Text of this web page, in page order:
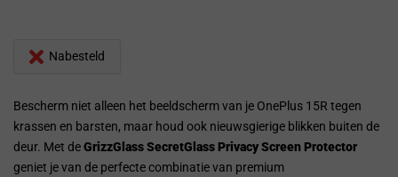
Nabesteld
Bescherm niet alleen het beeldscherm van je OnePlus 15R tegen
krassen en barsten, maar houd ook nieuwsgierige blikken buiten de
deur. Met deGrizzGlass SecretGlass Privacy Screen Protector
geniet je van de perfecte combinatie van premium